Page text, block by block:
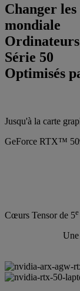
Changer
mondiale
Série 50
Optimisés
Jusqu'à la carte
GeForce RTX™
Cœurs Tensor de 5e